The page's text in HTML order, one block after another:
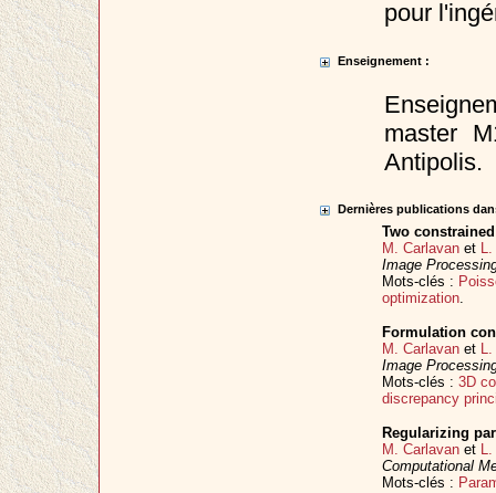
pour
Enseignement :
master
Antipolis.
Dernières publications
Two
M. Carlavan et
Image
Mots-clés :
optimization.
Formulation
M. Carlavan et
Image
Mots-clés :3D
discrepancy
Regularizing
M. Carlavan et
Computational
Mots-clés :